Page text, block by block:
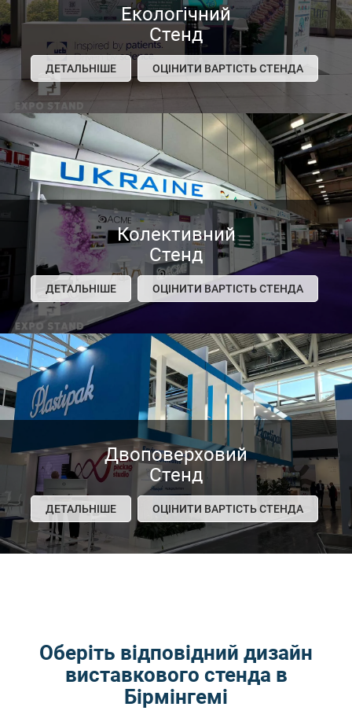
Екологічний
Стенд
ДЕТАЛЬНІШЕ ОЦІНИТИ ВАРТІСТЬ СТЕНДА
Колективний
Стенд
ДЕТАЛЬНІШЕ ОЦІНИТИ ВАРТІСТЬ СТЕНДА
Двоповерховий
Стенд
ДЕТАЛЬНІШЕ ОЦІНИТИ ВАРТІСТЬ СТЕНДА
Оберіть відповідний дизайн
виставкового стенда в
Бірмінгемі